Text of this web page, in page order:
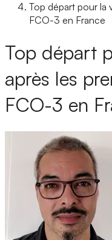
Top départ pour la
FCO-3 en France
Top départ
après les
FCO-3 en